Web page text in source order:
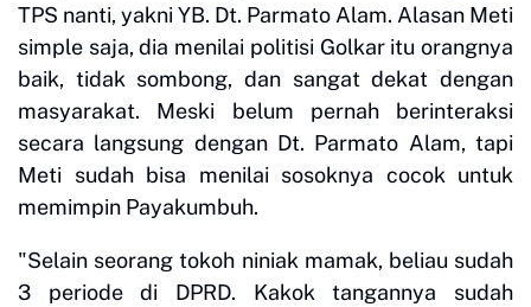
TPS nanti, yakni YB. Dt. Parmato Alam. Alasan Meti
simple saja, dia menilai politisi Golkar itu orangnya
baik, tidak sombong, dan sangat dekat dengan
masyarakat. Meski belum pernah berinteraksi
secara langsung dengan Dt. Parmato Alam, tapi
Meti sudah bisa menilai sosoknya cocok untuk
memimpin Payakumbuh.
"Selain seorang tokoh niniak mamak, beliau sudah
3 periode di DPRD. Kakok tangannya sudah